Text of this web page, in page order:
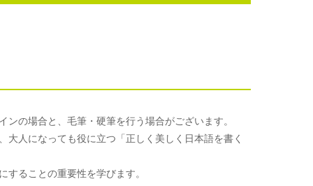
の場合と、毛筆・硬筆を行う場合がございます。
人になっても役に立つ「正しく美しく日本語を書く
ることの重要性を学びます。